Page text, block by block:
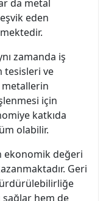
da metal
eden
zamanda iş
tesisleri ve
için
katkıda
olabilir.
ekonomik değeri
Geri
hem de